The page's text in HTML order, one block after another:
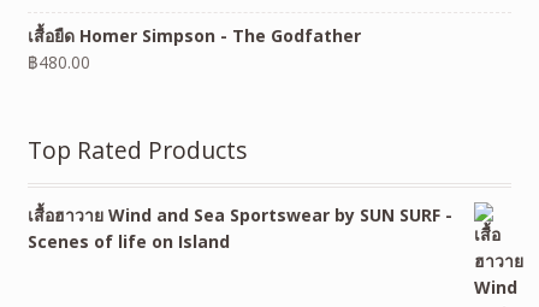
เสื้อยืด Homer Simpson - The Godfather
฿480.00
Top Rated Products
เสื้อฮาวาย Wind and Sea Sportswear by SUN SURF -
Scenes of life on Island